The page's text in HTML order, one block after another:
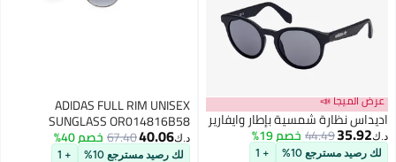
عرض الميجا 📣
اديداس نظارة شمسية بإطار وايفارير
د.ك‏35.92
44.49خصم 19%
لك رصيد مسترجع 10% + 1
ADIDAS FULL RIM UNISEX
SUNGLASS OR014816B58
د.ك‏40.06
67.40خصم 40%
لك رصيد مسترجع 10% + 1